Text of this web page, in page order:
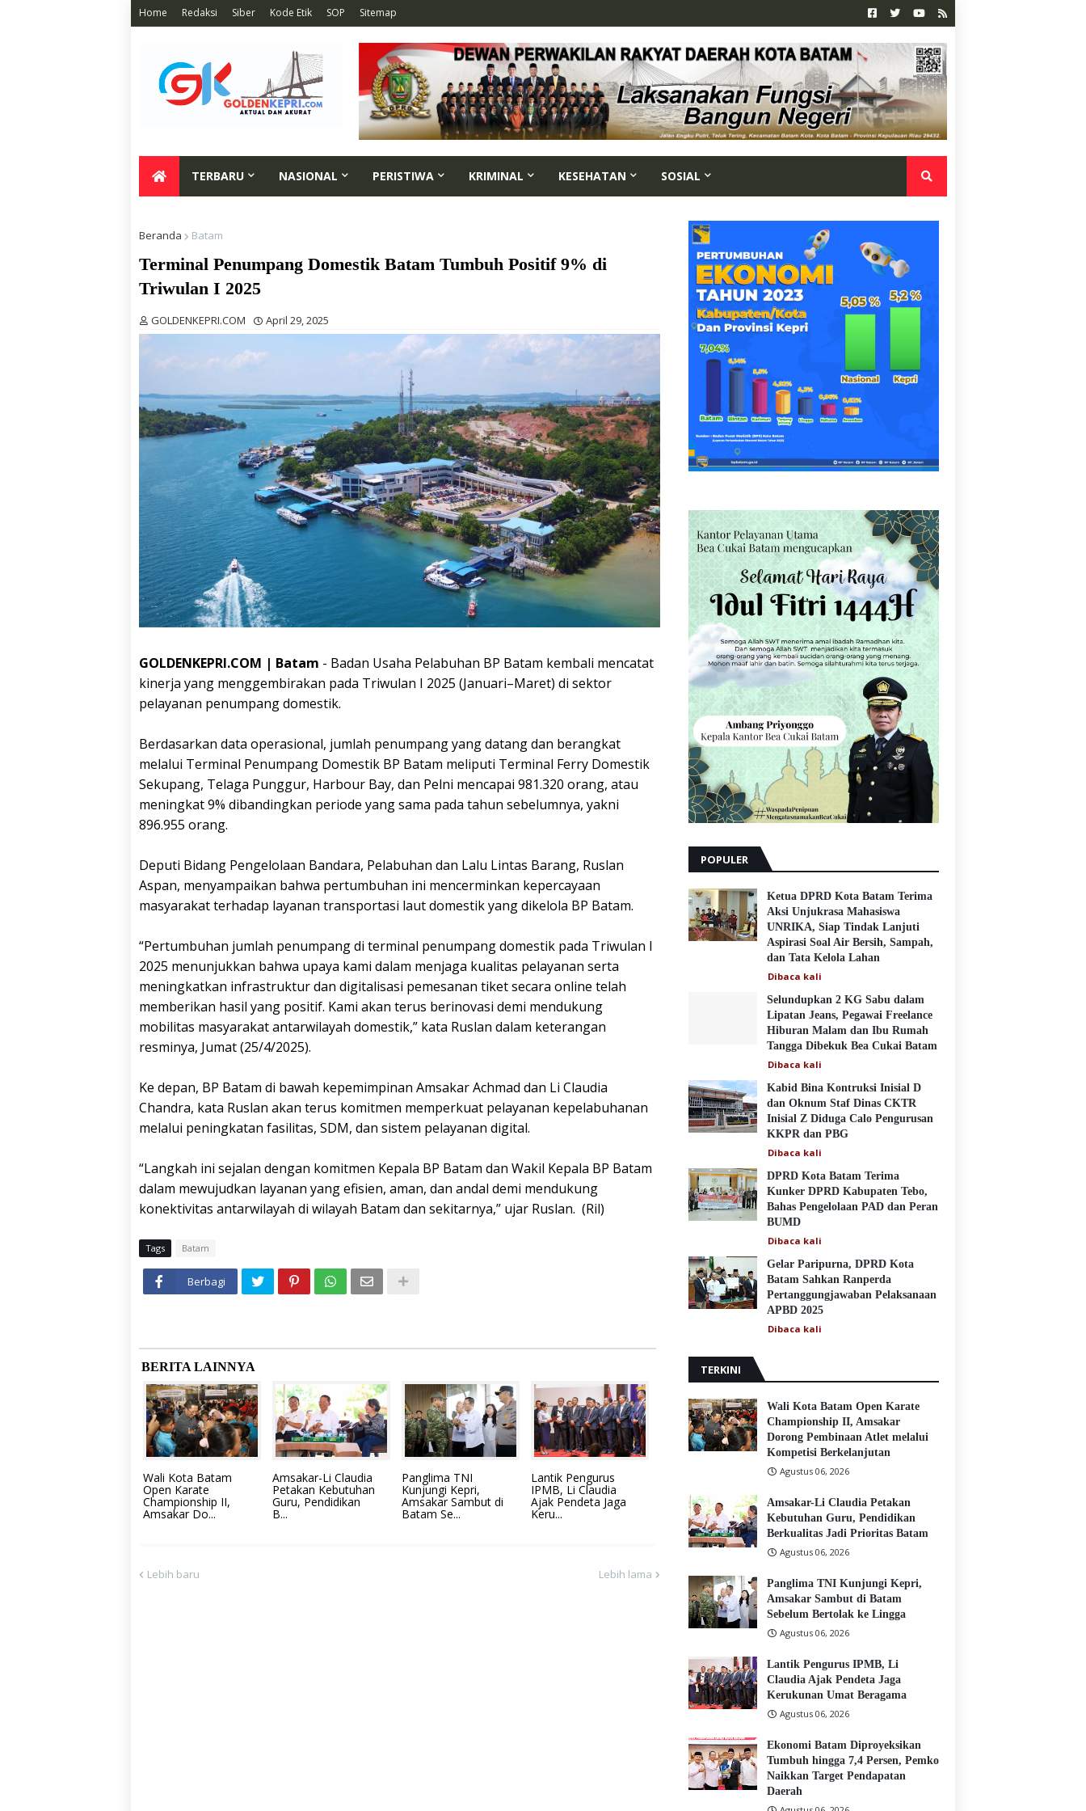
Home Redaksi Siber Kode Etik SOP Sitemap
TERBARU NASIONAL PERISTIWA KRIMINAL KESEHATAN SOSIAL
Beranda Batam
Terminal Penumpang Domestik Batam Tumbuh Positif 9% di
Triwulan I 2025
GOLDENKEPRI.COM April 29, 2025
GOLDENKEPRI.COM | Batam - Badan Usaha Pelabuhan BP Batam kembali mencatat
kinerja yang menggembirakan pada Triwulan I 2025 (Januari–Maret) di sektor
pelayanan penumpang domestik.
Berdasarkan data operasional, jumlah penumpang yang datang dan berangkat
melalui Terminal Penumpang Domestik BP Batam meliputi Terminal Ferry Domestik
Sekupang, Telaga Punggur, Harbour Bay, dan Pelni mencapai 981.320 orang, atau
meningkat 9% dibandingkan periode yang sama pada tahun sebelumnya, yakni
896.955 orang.
Deputi Bidang Pengelolaan Bandara, Pelabuhan dan Lalu Lintas Barang, Ruslan
Aspan, menyampaikan bahwa pertumbuhan ini mencerminkan kepercayaan
masyarakat terhadap layanan transportasi laut domestik yang dikelola BP Batam.
“Pertumbuhan jumlah penumpang di terminal penumpang domestik pada Triwulan I
2025 menunjukkan bahwa upaya kami dalam menjaga kualitas pelayanan serta
meningkatkan infrastruktur dan digitalisasi pemesanan tiket secara online telah
memberikan hasil yang positif. Kami akan terus berinovasi demi mendukung
mobilitas masyarakat antarwilayah domestik,” kata Ruslan dalam keterangan
resminya, Jumat (25/4/2025).
Ke depan, BP Batam di bawah kepemimpinan Amsakar Achmad dan Li Claudia
Chandra, kata Ruslan akan terus komitmen memperkuat pelayanan kepelabuhanan
melalui peningkatan fasilitas, SDM, dan sistem pelayanan digital.
“Langkah ini sejalan dengan komitmen Kepala BP Batam dan Wakil Kepala BP Batam
dalam mewujudkan layanan yang efisien, aman, dan andal demi mendukung
konektivitas antarwilayah di wilayah Batam dan sekitarnya,” ujar Ruslan. (Ril)
Tags Batam
Berbagi
BERITA LAINNYA
Wali Kota Batam
Open Karate
Championship II,
Amsakar Do...
Amsakar-Li Claudia
Petakan Kebutuhan
Guru, Pendidikan
B...
Panglima TNI
Kunjungi Kepri,
Amsakar Sambut di
Batam Se...
Lantik Pengurus
IPMB, Li Claudia
Ajak Pendeta Jaga
Keru...
Lebih baru Lebih lama
POPULER
Ketua DPRD Kota Batam Terima
Aksi Unjukrasa Mahasiswa
UNRIKA, Siap Tindak Lanjuti
Aspirasi Soal Air Bersih, Sampah,
dan Tata Kelola Lahan
Dibaca kali
Selundupkan 2 KG Sabu dalam
Lipatan Jeans, Pegawai Freelance
Hiburan Malam dan Ibu Rumah
Tangga Dibekuk Bea Cukai Batam
Dibaca kali
Kabid Bina Kontruksi Inisial D
dan Oknum Staf Dinas CKTR
Inisial Z Diduga Calo Pengurusan
KKPR dan PBG
Dibaca kali
DPRD Kota Batam Terima
Kunker DPRD Kabupaten Tebo,
Bahas Pengelolaan PAD dan Peran
BUMD
Dibaca kali
Gelar Paripurna, DPRD Kota
Batam Sahkan Ranperda
Pertanggungjawaban Pelaksanaan
APBD 2025
Dibaca kali
TERKINI
Wali Kota Batam Open Karate
Championship II, Amsakar
Dorong Pembinaan Atlet melalui
Kompetisi Berkelanjutan
Agustus 06, 2026
Amsakar-Li Claudia Petakan
Kebutuhan Guru, Pendidikan
Berkualitas Jadi Prioritas Batam
Agustus 06, 2026
Panglima TNI Kunjungi Kepri,
Amsakar Sambut di Batam
Sebelum Bertolak ke Lingga
Agustus 06, 2026
Lantik Pengurus IPMB, Li
Claudia Ajak Pendeta Jaga
Kerukunan Umat Beragama
Agustus 06, 2026
Ekonomi Batam Diproyeksikan
Tumbuh hingga 7,4 Persen, Pemko
Naikkan Target Pendapatan
Daerah